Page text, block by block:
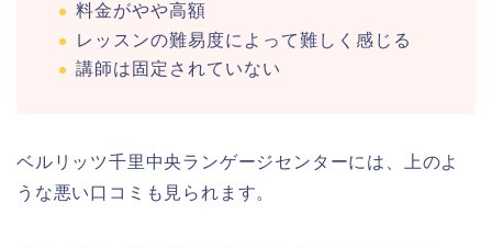
料金がやや高額
レッスンの難易度によって難しく感じる
講師は固定されていない
ベルリッツ千里中央ランゲージセンターには、上のよ
うな悪い口コミも見られます。